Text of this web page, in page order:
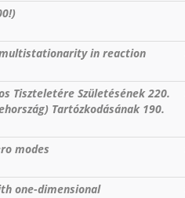
in reaction
Tiszteletére Születésének 220.
Tartózkodásának 190.
modes
one-dimensional